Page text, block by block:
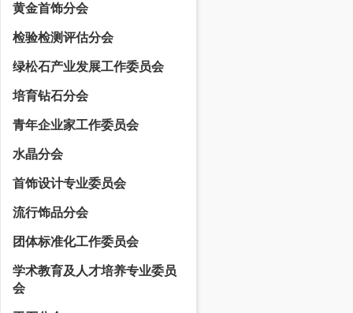
黄金首饰分会
检验检测评估分会
绿松石产业发展工作委员会
培育钻石分会
青年企业家工作委员会
水晶分会
首饰设计专业委员会
流行饰品分会
团体标准化工作委员会
学术教育及人才培养专业委员
会